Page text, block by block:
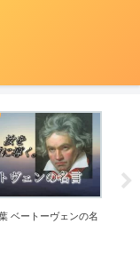
ベートーヴェンの名